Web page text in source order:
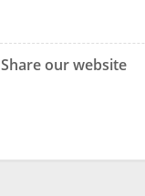
Share our website